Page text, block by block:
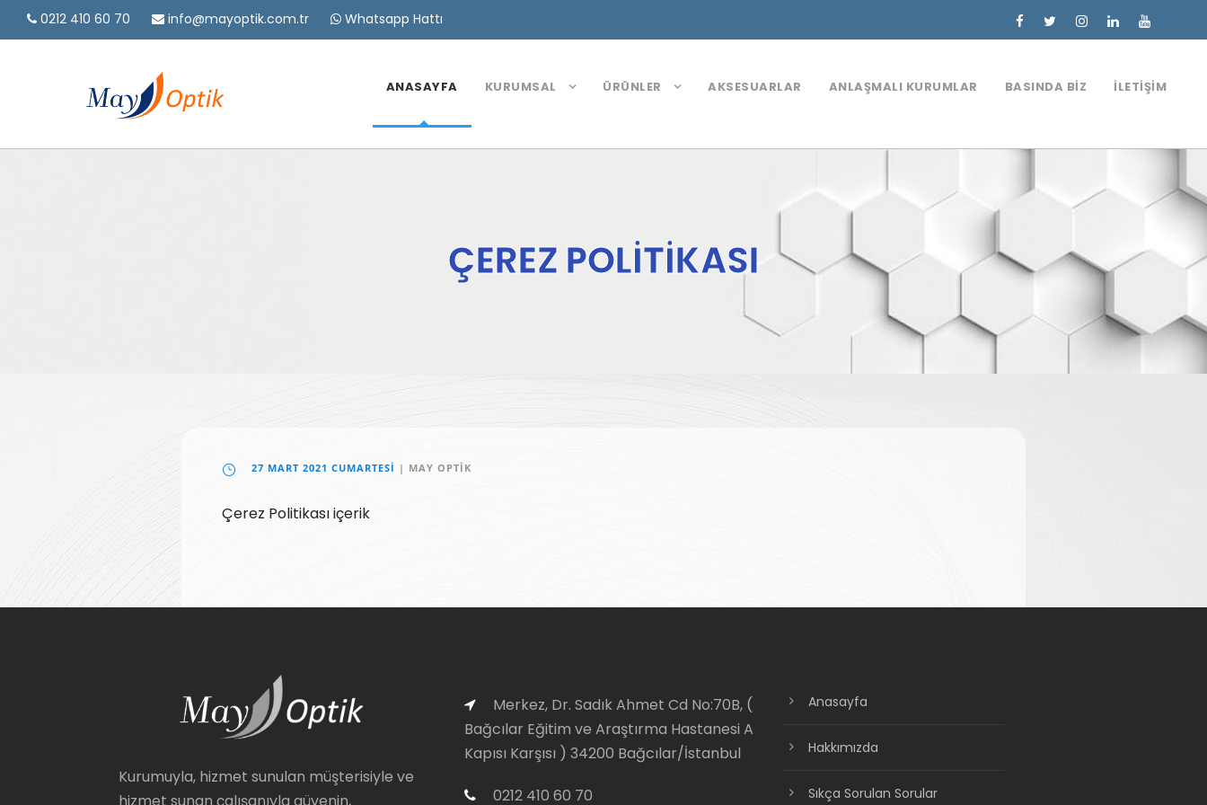
0212 410 60 70 info@mayoptik.com.tr Whatsapp Hattı
ANASAYFA KURUMSAL ÜRÜNLER AKSESUARLAR ANLAŞMALI KURUMLAR BASINDA BIZ İLETIŞIM
ÇEREZ POLITIKASI
27 MART 2021 CUMARTESI | MAY OPTIK
Çerez Politikası içerik
Kurumuyla, hizmet sunulan müşterisiyle ve
hizmet sunan çalışanıyla güvenin,
Merkez, Dr. Sadık Ahmet Cd No:70B, (
Bağcılar Eğitim ve Araştırma Hastanesi A
Kapısı Karşısı ) 34200 Bağcılar/İstanbul
0212 410 60 70
Anasayfa
Hakkımızda
Sıkça Sorulan Sorular